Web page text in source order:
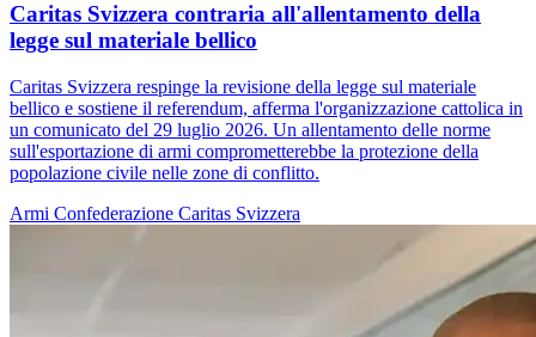
Caritas Svizzera contraria all'allentamento della
legge sul materiale bellico
Caritas Svizzera respinge la revisione della legge sul materiale
bellico e sostiene il referendum, afferma l'organizzazione cattolica in
un comunicato del 29 luglio 2026. Un allentamento delle norme
sull'esportazione di armi comprometterebbe la protezione della
popolazione civile nelle zone di conflitto.
Armi Confederazione Caritas Svizzera